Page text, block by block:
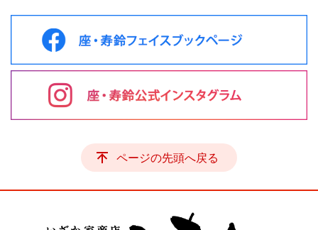
ページの先頭へ戻る